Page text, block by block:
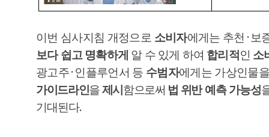
이번 심사지침 개정으로 소비자에게는 추천 · 보
보다 쉽고 명확하게 알 수 있게 하여 합리적 인 소
광고주· 인플루언서 등 수범자에게는 가상인물
가이드라인을제시 함으로써 법 위반 예측 가능성
기대된다.